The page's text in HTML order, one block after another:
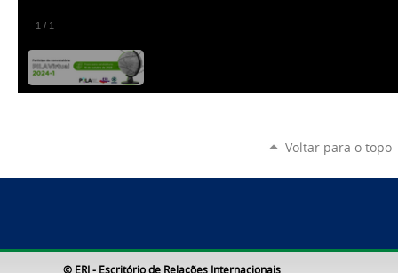
1 / 1
Voltar para o topo
© ERI - Escritório de Relações Internacionais